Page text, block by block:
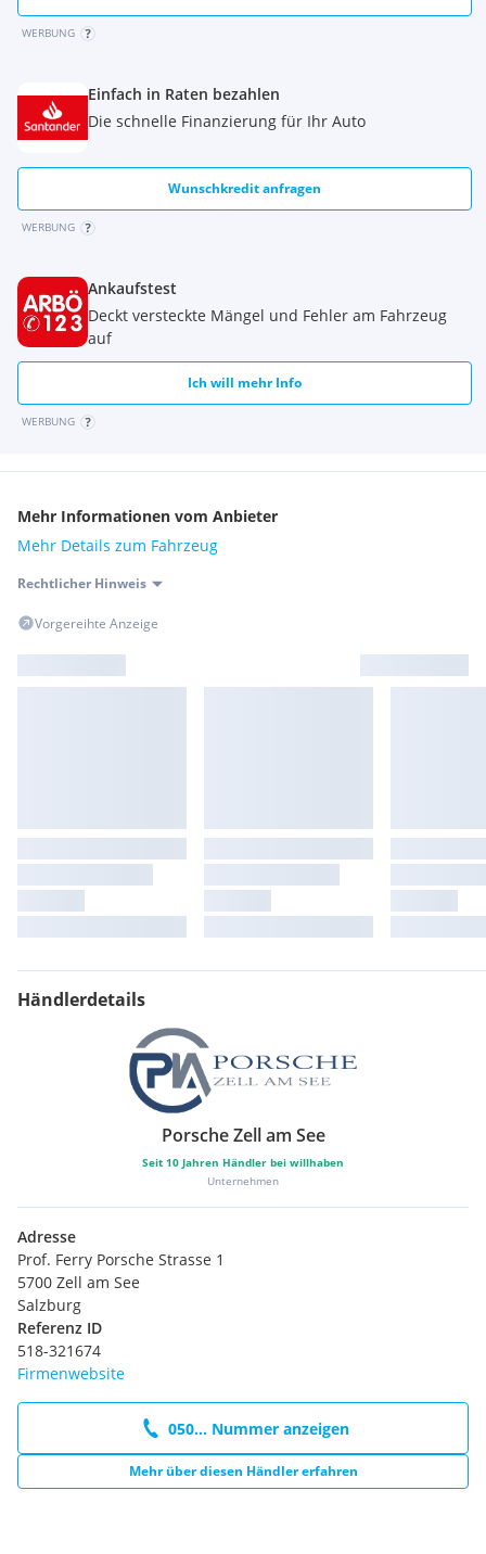
WERBUNG
Einfach in Raten bezahlen
Die schnelle Finanzierung für Ihr Auto
Wunschkredit anfragen
WERBUNG
Ankaufstest
Deckt versteckte Mängel und Fehler am Fahrzeug
auf
Ich will mehr Info
WERBUNG
Mehr Informationen vom Anbieter
Mehr Details zum Fahrzeug
Rechtlicher Hinweis
Vorgereihte Anzeige
Händlerdetails
Porsche Zell am See
Seit 10 Jahren Händler bei willhaben
Unternehmen
Adresse
Prof. Ferry Porsche Strasse 1
5700 Zell am See
Salzburg
Referenz ID
518-321674
Firmenwebsite
050... Nummer anzeigen
Mehr über diesen Händler erfahren